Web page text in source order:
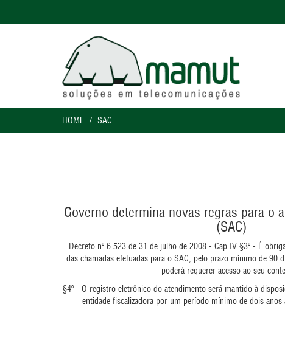
HOME SAC
Governo determina novas regras para o
(SAC)
Decreto nº 6.523 de 31 de julho de 2008 - Cap IV §3º - É
das chamadas efetuadas para o SAC, pelo prazo mínimo de 90
poderá requerer acesso ao seu
§4º - O registro eletrônico do atendimento será mantido à
entidade fiscalizadora por um período mínimo de dois anos